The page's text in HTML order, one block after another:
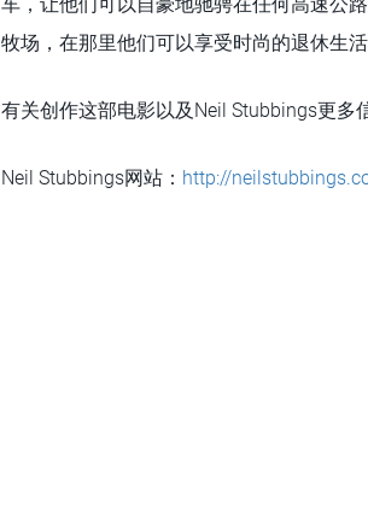
车，让他们可以自豪地驰骋在任何高速公
牧场，在那里他们可以享受时尚的退休生活
有关创作这部电影以及Neil Stubbings更多
Neil Stubbings网站： http://